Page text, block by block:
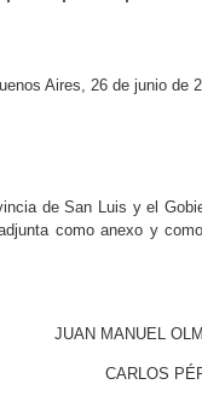
Aires, 26 de junio de
de San Luis y el
como anexo y
JUAN MANUEL
CARLOS